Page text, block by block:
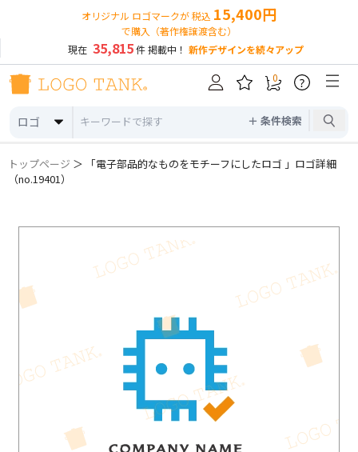
オリジナル ロゴマークが 税込 15,400円
で購入（著作権譲渡含む）
現在 35,815件 掲載中！ 新作デザインを続々アップ
ロゴ ＋ 条件検索
0 ?
トップページ ＞ 「電子部品的なものをモチーフにしたロゴ 」ロゴ詳細
（no.19401）